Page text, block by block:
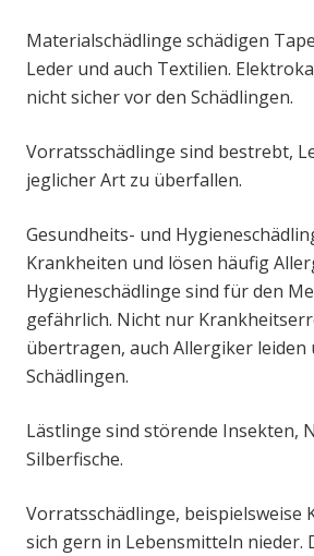
Materialschädlinge schädigen
Leder und auch Textilien.
nicht sicher vor den Schädlingen.
Vorratsschädlinge sind bestrebt,
jeglicher Art zu überfallen.
Gesundheits- und
Krankheiten und lösen häufig
Hygieneschädlinge sind für den
gefährlich. Nicht nur
übertragen, auch Allergiker leiden
Schädlingen.
Lästlinge sind störende Insekten,
Silberfische.
Vorratsschädlinge, beispielsweise
sich gern in Lebensmitteln nieder.